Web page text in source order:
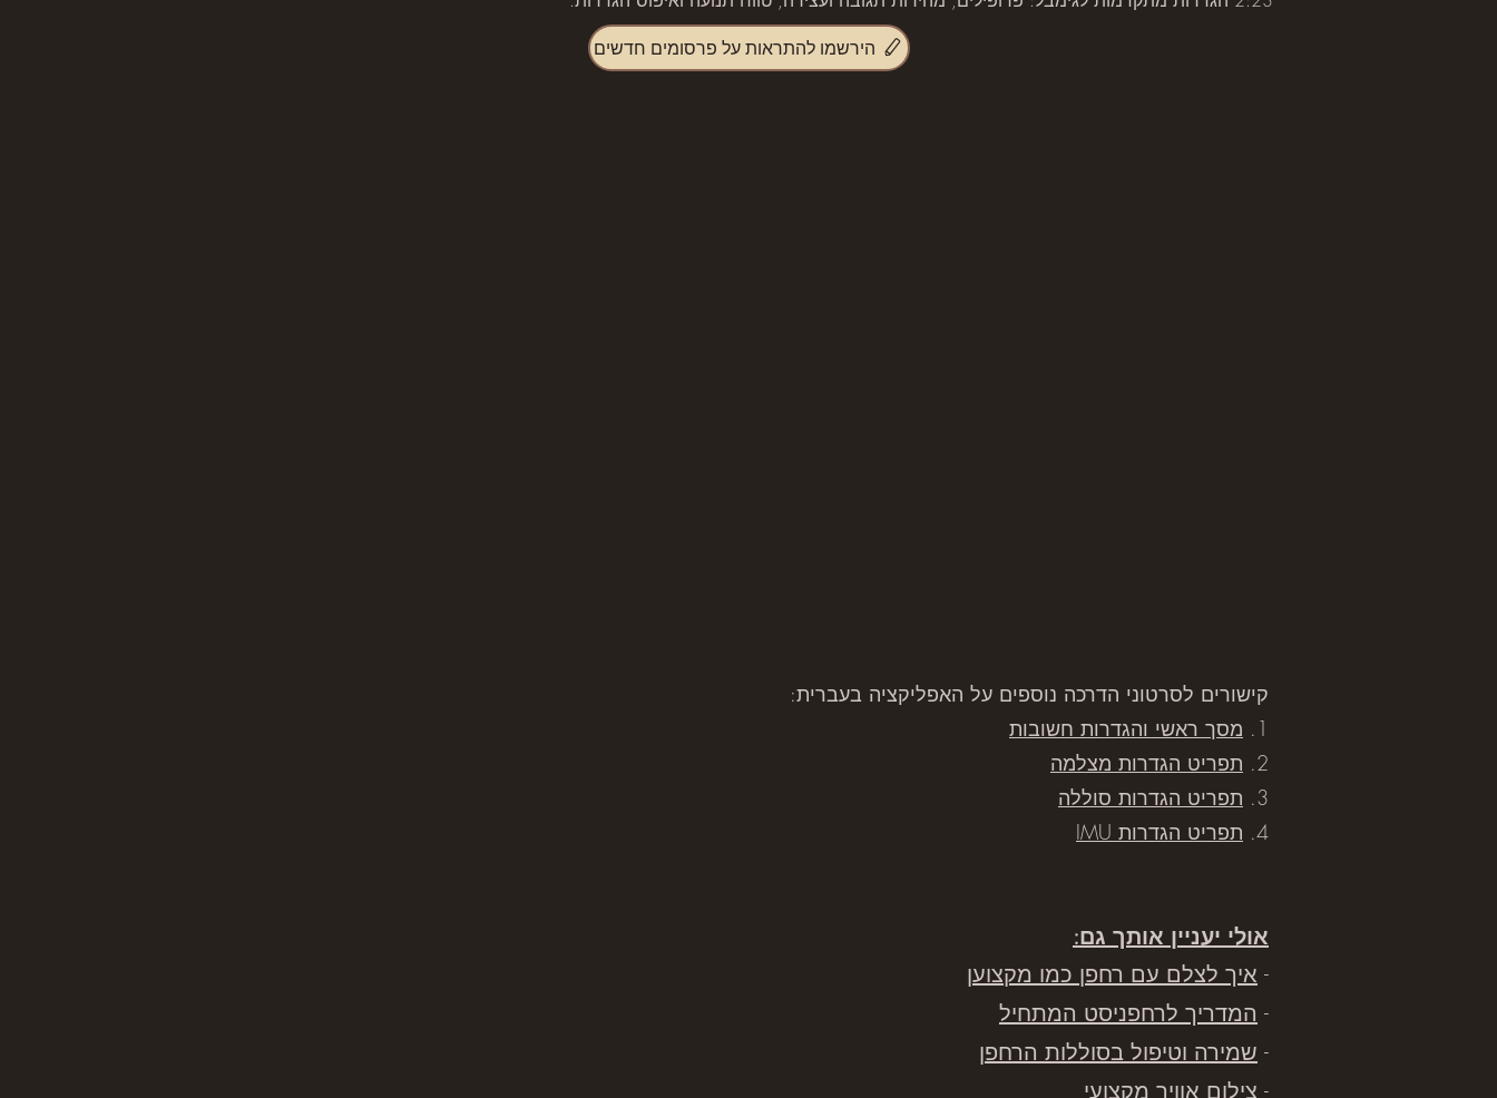
הירשמו להתראות על פרסומים חדשים
קישורים לסרטוני הדרכה נוספים על האפליקציה בעברית:
1.
מסך ראשי והגדרות חשובות
2. תפריט הגדרות מצלמה
3. תפריט הגדרות סוללה
4. תפריט הגדרות IMU
אולי יעניין אותך גם:
- איך לצלם עם רחפן כמו מקצוען
- המדריך לרחפניסט המתחיל
- שמירה וטיפול בסוללות הרחפן
- צילום אוויר מקצועי